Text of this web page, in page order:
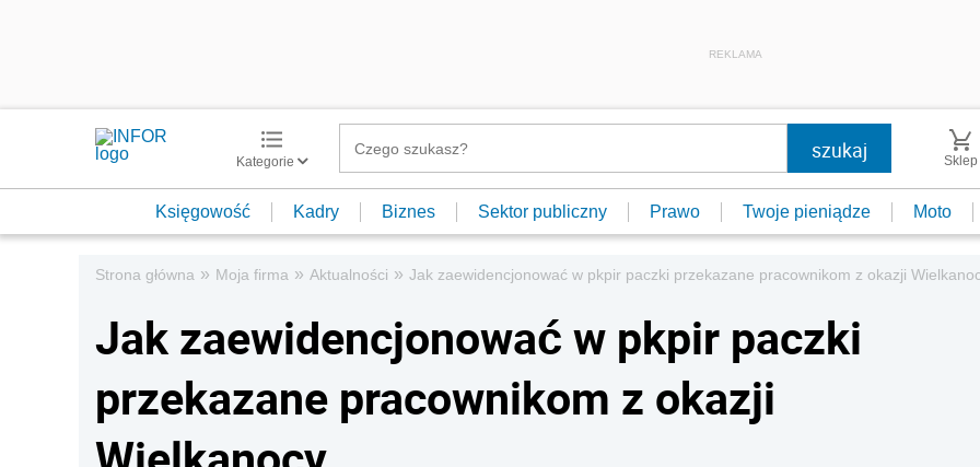
REKLAMA
Kategorie Sklep
Księgowość Kadry Biznes Sektor publiczny Prawo Twoje pieniądze Moto
Strona główna » Moja firma » Aktualności » Jak zaewidencjonować w pkpir paczki przekazane pracownikom z okazji
Jak zaewidencjonować w pkpir paczki
przekazane pracownikom z okazji